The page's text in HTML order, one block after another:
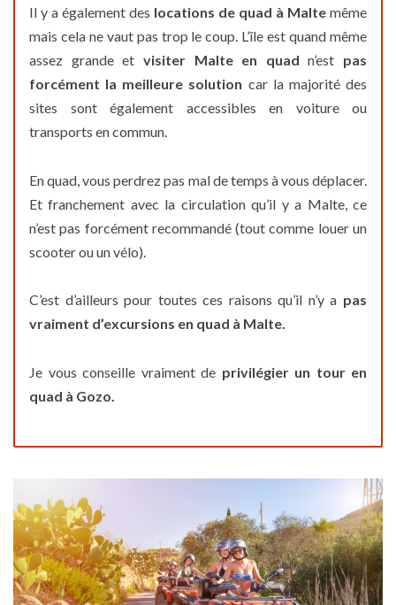
Il y a également des locations de quad à Malte même
mais cela ne vaut pas trop le coup. L’île est quand même
assez grande et visiter Malte en quad n’est pas
forcément la meilleure solution car la majorité des
sites sont également accessibles en voiture ou
transports en commun.
En quad, vous perdrez pas mal de temps à vous déplacer.
Et franchement avec la circulation qu’il y a Malte, ce
n’est pas forcément recommandé (tout comme louer un
scooter ou un vélo).
C’est d’ailleurs pour toutes ces raisons qu’il n’y a pas
vraiment d’excursions en quad à Malte.
Je vous conseille vraiment de privilégier un tour en
quad à Gozo.